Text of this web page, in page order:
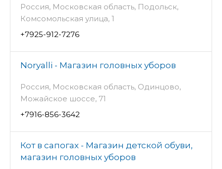
Россия, Московская область, Подольск,
Комсомольская улица, 1
+7925-912-7276
Noryalli - Магазин головных уборов
Россия, Московская область, Одинцово,
Можайское шоссе, 71
+7916-856-3642
Кот в сапогах - Магазин детской обуви,
магазин головных уборов